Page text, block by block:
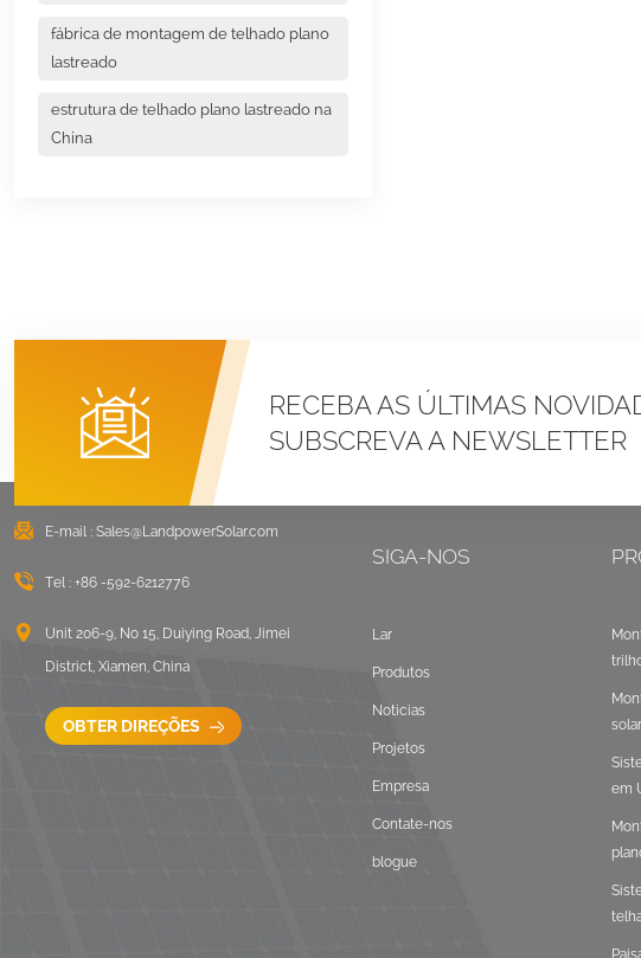
fábrica de montagem de telhado plano
lastreado
estrutura de telhado plano lastreado na
China
RECEBA AS ÚLTIMAS
SUBSCREVA A NEWSLETTER
E-mail : Sales@LandpowerSolar.com
Tel : +86 -592-6212776
Unit 206-9, No 15, Duiying Road, Jimei
District, Xiamen, China
OBTER DIREÇÕES
SIGA-NOS
Lar
Produtos
Notícias
Projetos
Empresa
Contate-nos
blogue
em